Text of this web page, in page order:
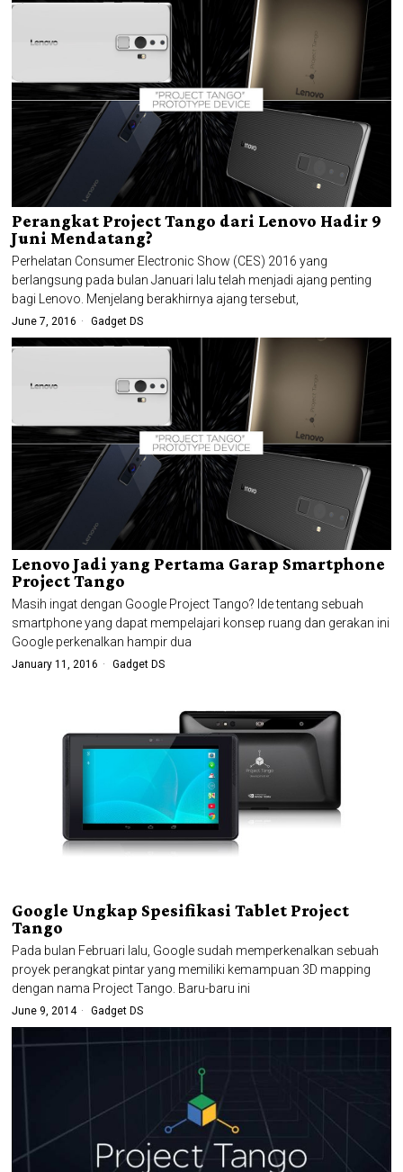
Perangkat Project Tango dari Lenovo Hadir 9
Juni Mendatang?
Perhelatan Consumer Electronic Show (CES) 2016 yang
berlangsung pada bulan Januari lalu telah menjadi ajang penting
bagi Lenovo. Menjelang berakhirnya ajang tersebut,
June 7, 2016 Gadget DS
Lenovo Jadi yang Pertama Garap Smartphone
Project Tango
Masih ingat dengan Google Project Tango? Ide tentang sebuah
smartphone yang dapat mempelajari konsep ruang dan gerakan ini
Google perkenalkan hampir dua
January 11, 2016 Gadget DS
Google Ungkap Spesifikasi Tablet Project
Tango
Pada bulan Februari lalu, Google sudah memperkenalkan sebuah
proyek perangkat pintar yang memiliki kemampuan 3D mapping
dengan nama Project Tango. Baru-baru ini
June 9, 2014 Gadget DS